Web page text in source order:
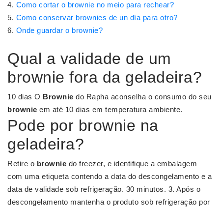
Como cortar o brownie no meio para rechear?
Como conservar brownies de un día para otro?
Onde guardar o brownie?
Qual a validade de um
brownie fora da geladeira?
10 dias O Brownie do Rapha aconselha o consumo do seu
brownie em até 10 dias em temperatura ambiente.
Pode por brownie na
geladeira?
Retire o brownie do freezer, e identifique a embalagem
com uma etiqueta contendo a data do descongelamento e a
data de validade sob refrigeração. 30 minutos. 3. Após o
descongelamento mantenha o produto sob refrigeração por